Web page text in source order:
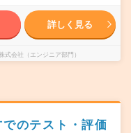
詳しく見る
会社（エンジニア部門）
のテスト・評価